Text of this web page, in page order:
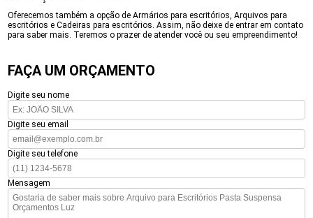
Oferecemos também a opção de Armários para escritórios, Arquivos para
escritórios e Cadeiras para escritórios. Assim, não deixe de entrar em contato
para saber mais. Teremos o prazer de atender você ou seu empreendimento!
FAÇA UM ORÇAMENTO
Digite seu nome
Digite seu email
Digite seu telefone
Mensagem